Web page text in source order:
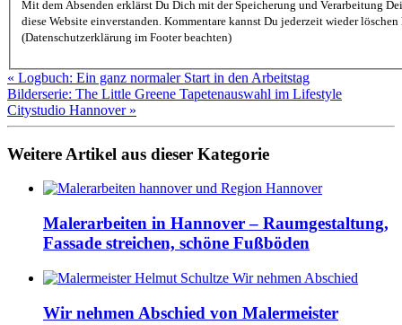
Mit dem Absenden erklärst Du Dich mit der Speicherung und Verarbeitung
diese Website einverstanden. Kommentare kannst Du jederzeit wieder löschen lassen
(Datenschutzerklärung im Footer beachten)
« Logbuch: Ein ganz normaler Start in den Arbeitstag
Bilderserie: The Little Greene Tapetenauswahl im Lifestyle
Citystudio Hannover »
Weitere Artikel aus dieser Kategorie
Malerarbeiten in Hannover – Raumgestaltung,
Fassade streichen, schöne Fußböden
Wir nehmen Abschied von Malermeister